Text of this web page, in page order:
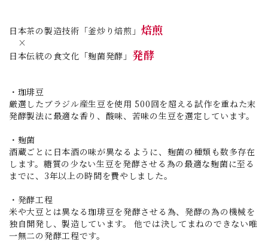
日本茶の製造技術「釜炒り焙煎」 焙煎
×
日本伝統の食文化「麹菌発酵」 発酵
・珈琲豆
厳選したブラジル産生豆を使用 500回を超える試作を重ねた末
発酵製法に最適な香り、酸味、苦味の生豆を選定しています。
・麹菌
酒蔵ごとに日本酒の味が異なるように、麹菌の種類も数多存在
します。糖質の少ない生豆を発酵させる為の最適な麹菌に至る
までに、3年以上の時間を費やしました。
・発酵工程
米や大豆とは異なる珈琲豆を発酵させる為、発酵の為の機械を
独自開発し、製造しています。 他では決してまねのできない唯
一無二の発酵工程です。